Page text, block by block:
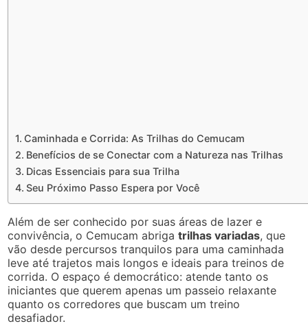
Caminhada e Corrida: As Trilhas do Cemucam
Benefícios de se Conectar com a Natureza nas Trilhas
Dicas Essenciais para sua Trilha
Seu Próximo Passo Espera por Você
Além de ser conhecido por suas áreas de lazer e
convivência, o Cemucam abrigatrilhas variadas, que
vão desde percursos tranquilos para uma caminhada
leve até trajetos mais longos e ideais para treinos de
corrida. O espaço é democrático: atende tanto os
iniciantes que querem apenas um passeio relaxante
quanto os corredores que buscam um treino
desafiador.